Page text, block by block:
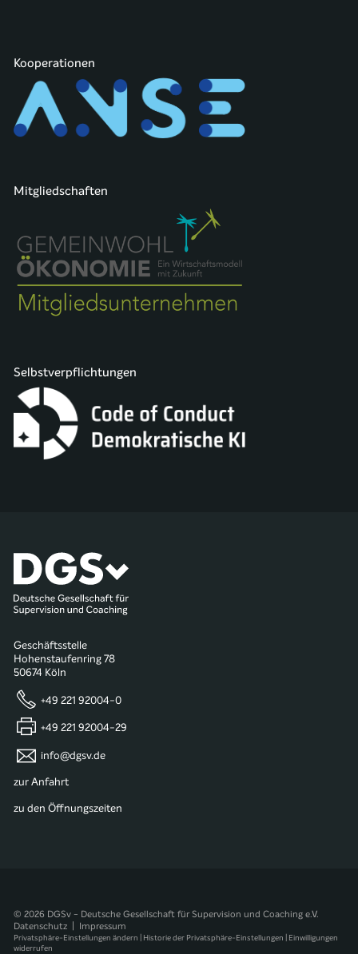
Kooperationen
Mitgliedschaften
Selbstverpflichtungen
Geschäftsstelle
Hohenstaufenring 78
50674 Köln
+49 221 92004-0
+49 221 92004-29
info@dgsv.de
zur Anfahrt
zu den Öffnungszeiten
© 2026 DGSv - Deutsche Gesellschaft für Supervision und Coaching e.V.
Datenschutz
Impressum
Privatsphäre-Einstellungen ändern | Historie der Privatsphäre-Einstellungen | Einwilligungen
widerrufen